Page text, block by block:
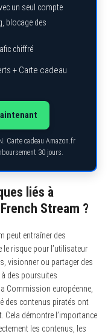
un seul compte
blocage des
chiffré
+ Carte cadeau
Carte cadeau Amazon.fr
30 jours.
liés à
Stream ?
peut entraîner des
risque pour l’utilisateur
visionner ou partager des
des poursuites
Commission européenne,
des contenus piratés ont
Cela démontre l’importance
les contenus, les